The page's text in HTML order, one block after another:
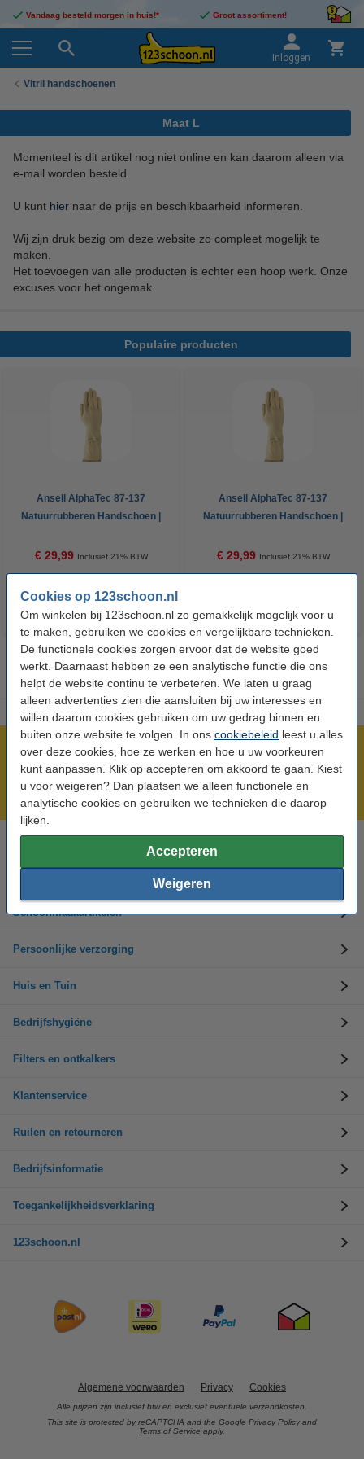
Cookies op 123schoon.nl
Om winkelen bij 123schoon.nl zo gemakkelijk mogelijk voor u
te maken, gebruiken we cookies en vergelijkbare technieken.
De functionele cookies zorgen ervoor dat de website goed
werkt. Daarnaast hebben ze een analytische functie die ons
helpt de website continu te verbeteren. We laten u graag
alleen advertenties zien die aansluiten bij uw interesses en
willen daarom cookies gebruiken om uw gedrag binnen en
buiten onze website te volgen. In ons cookiebeleid leest u alles
over deze cookies, hoe ze werken en hoe u uw voorkeuren
kunt aanpassen. Klik op accepteren om akkoord te gaan. Kiest
u voor weigeren? Dan plaatsen we alleen functionele en
analytische cookies en gebruiken we technieken die daarop
lijken.
Accepteren
Weigeren
Vandaag besteld morgen in huis!* Groot assortiment!
Inloggen
Vitril handschoenen
Maat L
Momenteel is dit artikel nog niet online en kan daarom alleen via
e-mail worden besteld.
U kunt hier naar de prijs en beschikbaarheid informeren.
Wij zijn druk bezig om deze website zo compleet mogelijk te
maken.
Het toevoegen van alle producten is echter een hoop werk. Onze
excuses voor het ongemak.
Populaire producten
Ansell AlphaTec 87-137
Natuurrubberen Handschoen |
€ 29,99 Inclusief 21% BTW
Ansell AlphaTec 87-137
Natuurrubberen Handschoen |
€ 29,99 Inclusief 21% BTW
Meer dan 5 miljoen klanten!
Voor 23.59 uur besteld, morgen in huis!
Groot assortiment!
Hulp nodig? Bel ons op 0294-787126
Schoonmaakartikelen
Persoonlijke verzorging
Huis en Tuin
Bedrijfshygiëne
Filters en ontkalkers
Klantenservice
Ruilen en retourneren
Bedrijfsinformatie
Toegankelijkheidsverklaring
123schoon.nl
Algemene voorwaarden Privacy Cookies
Alle prijzen zijn inclusief btw en exclusief eventuele verzendkosten.
This site is protected by reCAPTCHA and the Google Privacy Policy and
Terms of Service apply.